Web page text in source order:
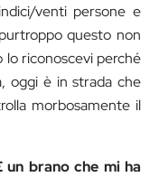
venti persone e
questo non
lo riconoscevi perché
oggi è in strada che
morbosamente il
un brano che mi ha